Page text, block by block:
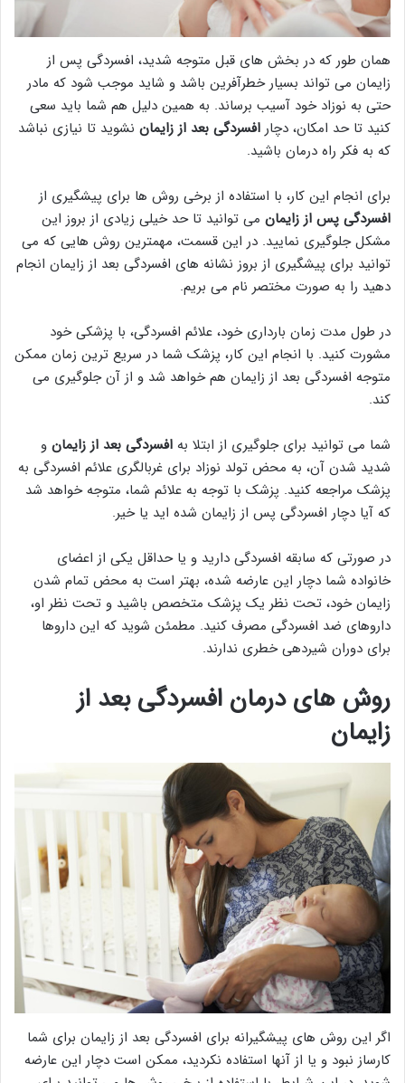
همان طور که در بخش های قبل متوجه شدید، افسردگی پس از
زایمان می تواند بسیار خطرآفرین باشد و شاید موجب شود که مادر
حتی به نوزاد خود آسیب برساند. به همین دلیل هم شما باید سعی
کنید تا حد امکان، دچار افسردگی بعد از زایمان نشوید تا نیازی نباشد
که به فکر راه درمان باشید.
برای انجام این کار، با استفاده از برخی روش ها برای پیشگیری از
افسردگی پس از زایمان می توانید تا حد خیلی زیادی از بروز این
مشکل جلوگیری نمایید. در این قسمت، مهمترین روش هایی که می
توانید برای پیشگیری از بروز نشانه های افسردگی بعد از زایمان انجام
دهید را به صورت مختصر نام می بریم.
در طول مدت زمان بارداری خود، علائم افسردگی، با پزشکی خود
مشورت کنید. با انجام این کار، پزشک شما در سریع ترین زمان ممکن
متوجه افسردگی بعد از زایمان هم خواهد شد و از آن جلوگیری می
کند.
شما می توانید برای جلوگیری از ابتلا به افسردگی بعد از زایمان و
شدید شدن آن، به محض تولد نوزاد برای غربالگری علائم افسردگی به
پزشک مراجعه کنید. پزشک با توجه به علائم شما، متوجه خواهد شد
که آیا دچار افسردگی پس از زایمان شده اید یا خیر.
در صورتی که سابقه افسردگی دارید و یا حداقل یکی از اعضای
خانواده شما دچار این عارضه شده، بهتر است به محض تمام شدن
زایمان خود، تحت نظر یک پزشک متخصص باشید و تحت نظر او،
داروهای ضد افسردگی مصرف کنید. مطمئن شوید که این داروها
برای دوران شیردهی خطری ندارند.
روش های درمان افسردگی بعد از
زایمان
اگر این روش های پیشگیرانه برای افسردگی بعد از زایمان برای شما
کارساز نبود و یا از آنها استفاده نکردید، ممکن است دچار این عارضه